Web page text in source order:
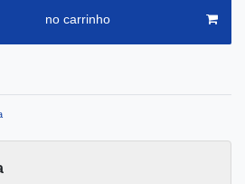
no carrinho